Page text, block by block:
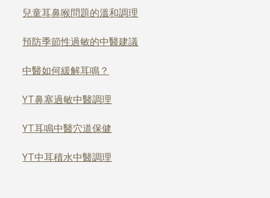
兒童耳鼻喉問題的溫和調理
預防季節性過敏的中醫建議
中醫如何緩解耳鳴？
YT鼻塞過敏中醫調理
YT耳鳴中醫穴道保健
YT中耳積水中醫調理